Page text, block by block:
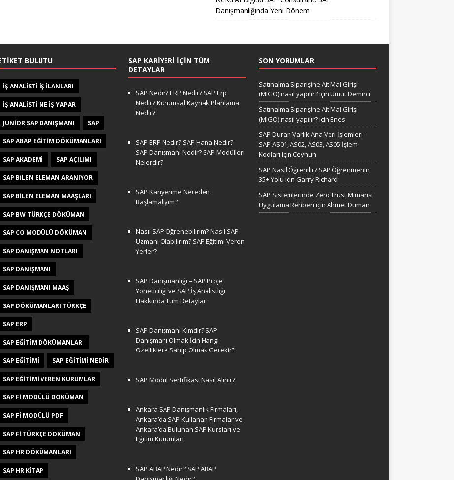
Danışmanlığında Yeni Dönem
BULUTU
IŞ ANALISTI IŞ ILANLARI
IŞ ANALISTI NE IŞ YAPAR
JUNIOR SAP DANIŞMANI SAP
SAP ABAP EĞITIM DÖKÜMANLARI
SAP AKADEMI SAP AÇILIMI
SAP BILEN ELEMAN ARANIYOR
SAP BILEN ELEMAN MAAŞLARI
SAP BW TÜRKÇE DÖKÜMAN
SAP CO MODÜLÜ DÖKÜMAN
SAP DANIŞMAN NOTLARI
SAP DANIŞMANI
SAP DANIŞMANI MAAŞ
SAP DÖKÜMANLARI TÜRKÇE
SAP ERP
SAP EĞITIM DÖKÜMANLARI
SAP EĞITIMI SAP EĞITIMI NEDIR
SAP EĞITIMI VEREN KURUMLAR
SAP FI MODÜLÜ DOKÜMAN
SAP FI MODÜLÜ PDF
SAP FI TÜRKÇE DOKÜMAN
SAP HR DÖKÜMANLARI
SAP HR KITAP
SAP KARIYERI İÇIN TÜM
DETAYLAR
SAP Nedir? ERP Nedir? SAP Erp
Nedir? Kurumsal Kaynak Planlama
Nedir?
SAP ERP Nedir? SAP Hana Nedir?
SAP Danışmanı Nedir? SAP Modülleri
Nelerdir?
SAP Kariyerime Nereden
Başlamalıyım?
Nasıl SAP Öğrenebilirim? Nasıl SAP
Uzmanı Olabilirim? SAP Eğitimi Veren
Yerler?
SAP Danışmanlığı – SAP Proje
Yöneticiliği ve SAP İş Analistliği
Hakkında Tüm Detaylar
SAP Danışmanı Kimdir? SAP
Danışmanı Olmak İçin Hangi
Özelliklere Sahip Olmak Gerekir?
SAP Modül Sertifikası Nasıl Alınır?
Ankara SAP Danışmanlık Firmaları,
Ankara’da SAP Kullanan Firmalar ve
Ankara’da Bulunan SAP Kursları ve
Eğitim Kurumları
SAP ABAP Nedir? SAP ABAP
SON YORUMLAR
Satınalma Siparişine Ait Mal Girişi
(MIGO) nasıl yapılır?için Umut Demirci
Satınalma Siparişine Ait Mal Girişi
(MIGO) nasıl yapılır?için Enes
SAP Duran Varlık Ana Veri İşlemleri –
SAP AS01, AS02, AS03, AS05 İşlem
Kodları için Ceyhun
SAP Nasıl Öğrenilir? SAP Öğrenmenin
35+ Yolu için Garry Richard
SAP Sistemlerinde Zero Trust Mimarisi
Uygulama Rehberi için Ahmet Duman